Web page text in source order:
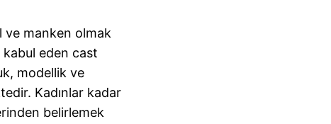
ve manken olmak
eden cast
modellik ve
Kadınlar kadar
belirlemek